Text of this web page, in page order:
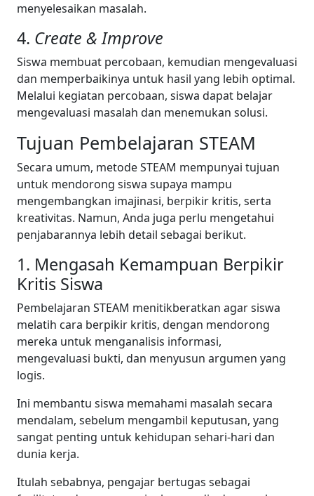
menyelesaikan masalah.
4. Create & Improve
Siswa membuat percobaan, kemudian mengevaluasi
dan memperbaikinya untuk hasil yang lebih optimal.
Melalui kegiatan percobaan, siswa dapat belajar
mengevaluasi masalah dan menemukan solusi.
Tujuan Pembelajaran STEAM
Secara umum, metode STEAM mempunyai tujuan
untuk mendorong siswa supaya mampu
mengembangkan imajinasi, berpikir kritis, serta
kreativitas. Namun, Anda juga perlu mengetahui
penjabarannya lebih detail sebagai berikut.
1. Mengasah Kemampuan Berpikir
Kritis Siswa
Pembelajaran STEAM menitikberatkan agar siswa
melatih cara berpikir kritis, dengan mendorong
mereka untuk menganalisis informasi,
mengevaluasi bukti, dan menyusun argumen yang
logis.
Ini membantu siswa memahami masalah secara
mendalam, sebelum mengambil keputusan, yang
sangat penting untuk kehidupan sehari-hari dan
dunia kerja.
Itulah sebabnya, pengajar bertugas sebagai